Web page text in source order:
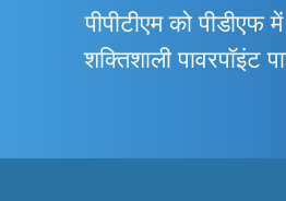
पीपीटीएम को
शक्तिशाली पावरपॉइंट